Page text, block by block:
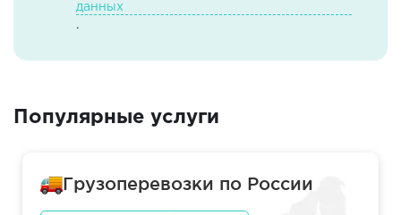
данных
.
Популярные услуги
Грузоперевозки по России